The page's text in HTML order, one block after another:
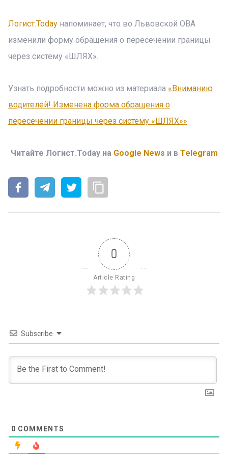
Логист.Today напоминает, что во Львовской ОВА
изменили форму обращения о пересечении границы
через систему «ШЛЯХ».
Узнать подробности можно из материала «Вниманию
водителей! Изменена форма обращения о
пересечении границы через систему «ШЛЯХ»».
Читайте Логист.Today на Google News и в Telegram
0
Article Rating
Subscribe
0 COMMENTS